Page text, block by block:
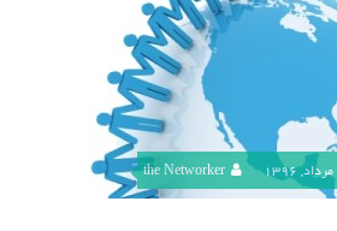
the Networker